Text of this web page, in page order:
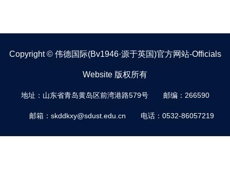
Copyright © 伟德国际(bv1946·源于英国)官方网站-Officials
Website 版权所有
地址：山东省青岛黄岛区前湾港路579号 邮编：266590
邮箱：skddkxy@sdust.edu.cn 电话：0532-86057219